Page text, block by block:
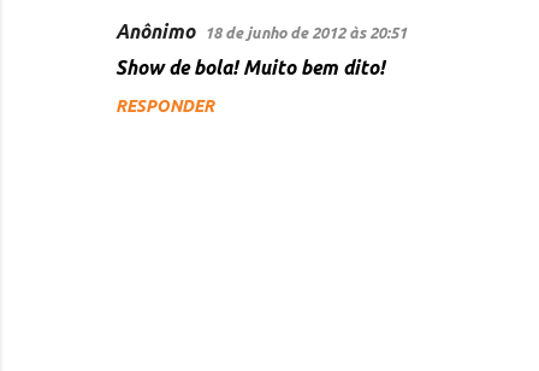
Anônimo 18 de junho de 2012 às 20:51
Show de bola! Muito bem dito!
RESPONDER